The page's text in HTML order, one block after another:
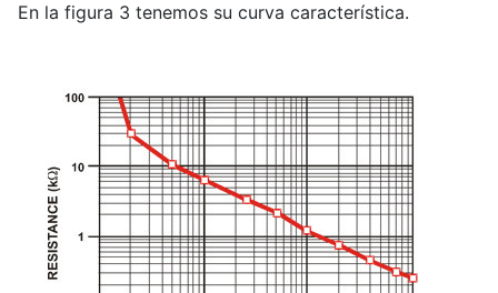
En la figura 3 tenemos su curva característica.